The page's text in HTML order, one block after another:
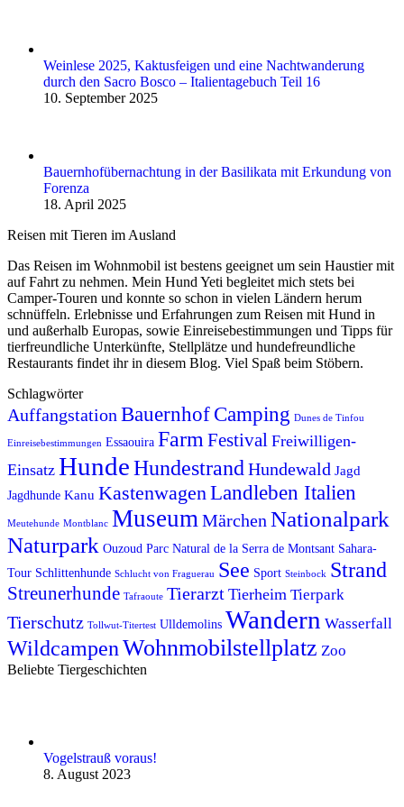
Weinlese 2025, Kaktusfeigen und eine Nachtwanderung
durch den Sacro Bosco – Italientagebuch Teil 16
10. September 2025
Bauernhofübernachtung in der Basilikata mit Erkundung von
Forenza
18. April 2025
Reisen mit Tieren im Ausland
Das Reisen im Wohnmobil ist bestens geeignet um sein Haustier mit
auf Fahrt zu nehmen. Mein Hund Yeti begleitet mich stets bei
Camper-Touren und konnte so schon in vielen Ländern herum
schnüffeln. Erlebnisse und Erfahrungen zum Reisen mit Hund in
und außerhalb Europas, sowie Einreise­be­stimmungen und Tipps für
tierfreundliche Unterkünfte, Stellplätze und hundefreundliche
Restaurants findet ihr in diesem Blog. Viel Spaß beim Stöbern.
Schlagwörter
Auffangstation BauernhofCamping Dunes de Tinfou
Einreisebestimmungen Essaouira Farm Festival Freiwilligen-
Einsatz HundeHundestrand Hundewald Jagd
Jagdhunde Kanu Kastenwagen Landleben Italien
Meutehunde Montblanc Museum Märchen Nationalpark
Naturpark Ouzoud Parc Natural de la Serra de Montsant Sahara-
Tour Schlittenhunde Schlucht von Fraguerau See Sport Steinbock Strand
Streunerhunde Tafraoute Tierarzt Tierheim Tierpark
Tierschutz Tollwut-Titertest Ulldemolins Wandern Wasserfall
WildcampenWohnmobilstellplatz Zoo
Beliebte Tiergeschichten
Vogelstrauß voraus!
8. August 2023